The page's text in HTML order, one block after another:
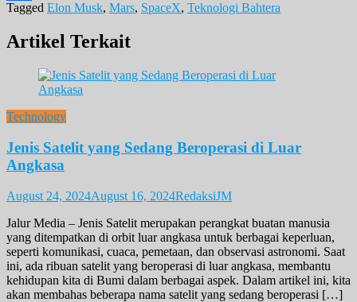
Share
Tagged Elon Musk, Mars, SpaceX, Teknologi Bahtera
Artikel Terkait
Technology
Jenis Satelit yang Sedang Beroperasi di Luar
Angkasa
August 24, 2024August 16, 2024RedaksiJM
Jalur Media – Jenis Satelit merupakan perangkat buatan manusia
yang ditempatkan di orbit luar angkasa untuk berbagai keperluan,
seperti komunikasi, cuaca, pemetaan, dan observasi astronomi. Saat
ini, ada ribuan satelit yang beroperasi di luar angkasa, membantu
kehidupan kita di Bumi dalam berbagai aspek. Dalam artikel ini, kita
akan membahas beberapa nama satelit yang sedang beroperasi […]